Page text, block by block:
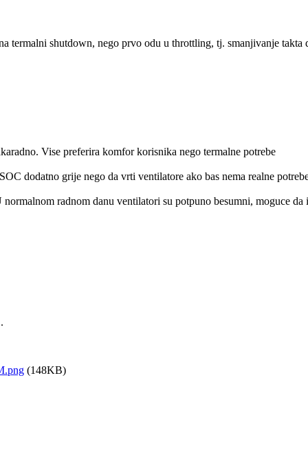
termalni shutdown, nego prvo odu u throttling, tj. smanjivanje takta
Vise preferira komfor korisnika nego termalne potrebe
dodatno grije nego da vrti ventilatore ako bas nema realne
radnom danu ventilatori su potpuno besumni, moguce da
(148KB)